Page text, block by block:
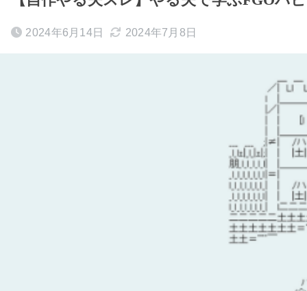
2024年6月14日 2024年7月8日